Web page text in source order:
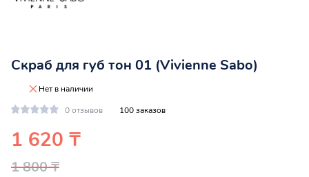
Скраб для губ тон 01 (Vivienne Sabo)
Нет в наличии
0 отзывов
100 заказов
1 620 ₸
1 800 ₸